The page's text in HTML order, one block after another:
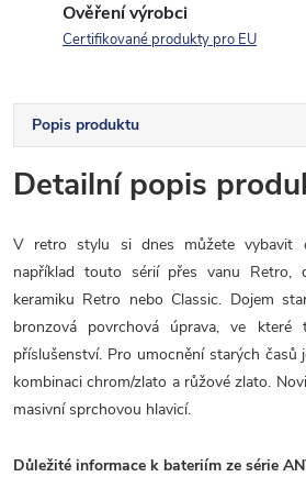
Ověření výrobci
Certifikované produkty pro EU
Popis produktu
Detailní popis
V retro stylu si dnes můžete vybavit
například touto sérií přes vanu Retro,
keramiku Retro nebo Classic. Dojem
bronzová povrchová úprava, ve které
příslušenství. Pro umocnění starých časů
kombinaci chrom/zlato a růžové zlato.
masivní sprchovou hlavicí.
Důležité informace k bateriím ze série